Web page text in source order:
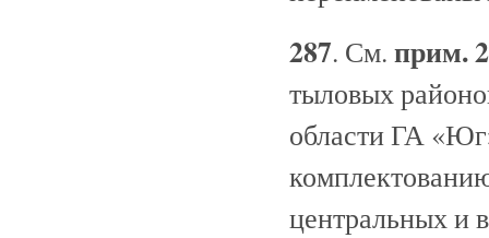
287. См. прим.
тыловых
области ГА
центральных и